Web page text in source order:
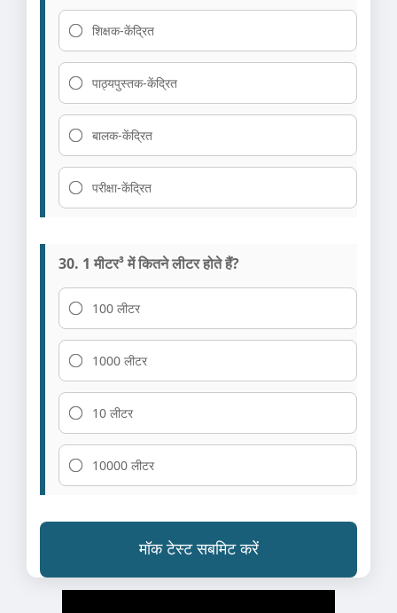
शिक्षक-केंद्रित
पाठ्यपुस्तक-केंद्रित
बालक-केंद्रित
परीक्षा-केंद्रित
30. 1 मीटर³ में कितने लीटर होते हैं?
100 लीटर
1000 लीटर
10 लीटर
10000 लीटर
मॉक टेस्ट सबमिट करें